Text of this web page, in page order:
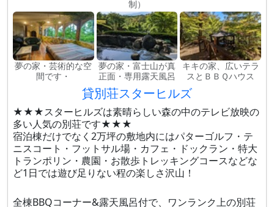
制）
夢の家・芸術的な空
間です・
夢の家・富士山が真
正面・専用露天風呂
キキの家、広いテラ
スとＢＢＱハウス
貸別荘スターヒルズ
★★★スターヒルズは素晴らしい森の中のテレビ放映の
多い人気の別荘です★★★
宿泊棟だけでなく2万坪の敷地内にはパターゴルフ・テ
ニスコート・フットサル場・カフェ・ドックラン・特大
トランポリン・農園・お散歩トレッキングコースなどな
ど1日では遊び足りない程の楽しさ沢山！
全棟BBQコーナー&露天風呂付で、ワンランク上の別荘